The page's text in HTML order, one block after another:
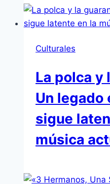
Culturales
La polca y
Un legado
sigue
música